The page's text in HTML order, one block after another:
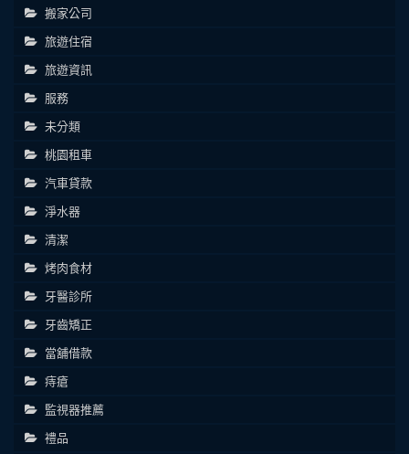
搬家公司
旅遊住宿
旅遊資訊
服務
未分類
桃園租車
汽車貸款
淨水器
清潔
烤肉食材
牙醫診所
牙齒矯正
當舖借款
痔瘡
監視器推薦
禮品